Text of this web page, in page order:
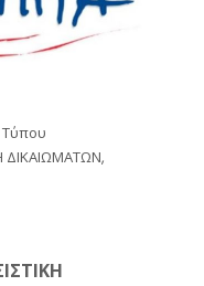
Τύπου
ΔΙΚΑΙΩΜΑΤΩΝ,